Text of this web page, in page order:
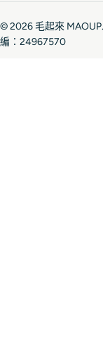
© 2026 毛起來 MAOUP
編：24967570